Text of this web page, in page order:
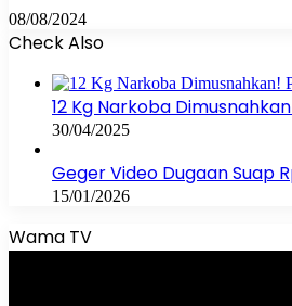
08/08/2024
Check Also
12 Kg Narkoba
30/04/2025
Geger Video Dugaan Suap
15/01/2026
Wama TV